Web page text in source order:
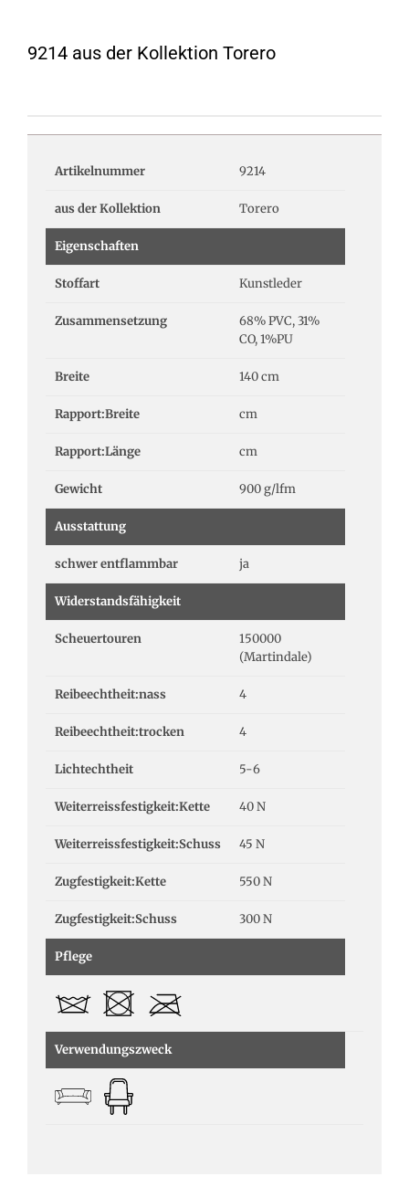
9214 aus der Kollektion Torero
Artikelnummer 9214
aus der Kollektion Torero
Eigenschaften
Stoffart Kunstleder
Zusammensetzung
68% PVC, 31%
CO, 1%PU
Breite 140 cm
Rapport:Breite cm
Rapport:Länge cm
Gewicht 900 g/lfm
Ausstattung
schwer entflammbar ja
Widerstandsfähigkeit
Scheuertouren
150000
(Martindale)
Reibeechtheit:nass 4
Reibeechtheit:trocken 4
Lichtechtheit 5-6
Weiterreissfestigkeit:Kette 40 N
Weiterreissfestigkeit:Schuss 45 N
Zugfestigkeit:Kette 550 N
Zugfestigkeit:Schuss 300 N
Pflege
Verwendungszweck